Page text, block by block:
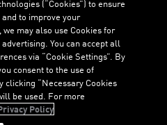
ملفات تعريف الارتباط
(“Cookies”) to ensure
to improve your
may also use Cookies for
You can accept all
via “Cookie Settings”. By
consent to the use of
clicking “Necessary Cookies
be used. For more
Policy.